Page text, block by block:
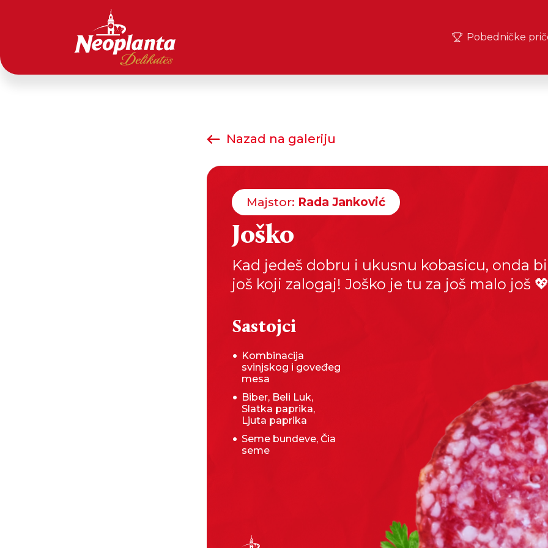
Pobedničke
Nazad na galeriju
Majstor: Rada Janković
Joško
Kad jedeš dobru i ukusnu kobasicu, onda
još koji zalogaj! Joško je tu za još malo još
Sastojci
Kombinacija
svinjskog i goveđeg
mesa
Biber, Beli Luk,
Slatka paprika,
Ljuta paprika
Seme bundeve, Čia
seme